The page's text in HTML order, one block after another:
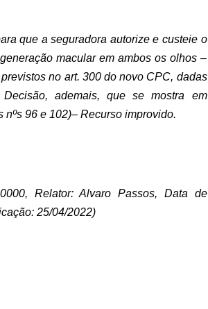
que a seguradora autorize e custeie o
macular em ambos os olhos –
no art. 300 do novo CPC, dadas
ademais, que se mostra em
96 e 102)– Recurso improvido.
Relator: Alvaro Passos, Data de
25/04/2022)